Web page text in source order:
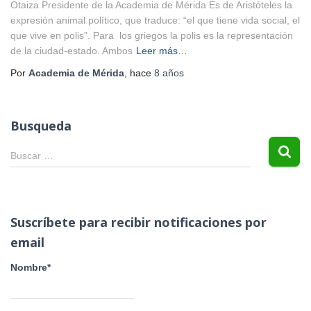
Otaiza Presidente de la Academia de Mérida Es de Aristóteles la
expresión animal político, que traduce: “el que tiene vida social, el
que vive en polis”. Para los griegos la polis es la representación
de la ciudad-estado. Ambos Leer más…
Por Academia de Mérida , hace 8 años
Busqueda
B
u
r
:
Buscar …
Suscríbete para recibir notificaciones por
email
Nombre*